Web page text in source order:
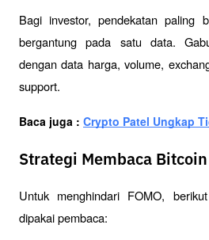
Bagi investor, pendekatan paling
bergantung pada satu data.
dengan data harga, volume,
support.
Baca juga : Crypto Patel Ungkap
Strategi Membaca
Untuk menghindari FOMO,
dipakai pembaca: